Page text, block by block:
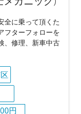
全に乗って頂くた
フターフォローを
、修理、新車中古
円